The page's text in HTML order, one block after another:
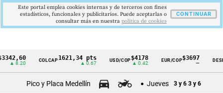
CintilloCOLCAP1621,34 pts USD/COP$4178
▲ 0.42
EUR/COP$3697
—
Pico y Placa Medellín Jueves 3 y 6 3 y 6
Este portal emplea cookies internas y de terceros con fines
estadísticos, funcionales y publicitarios. Puede aceptarlas o
consultar más en nuestra politica de cookies
CONTINUAR